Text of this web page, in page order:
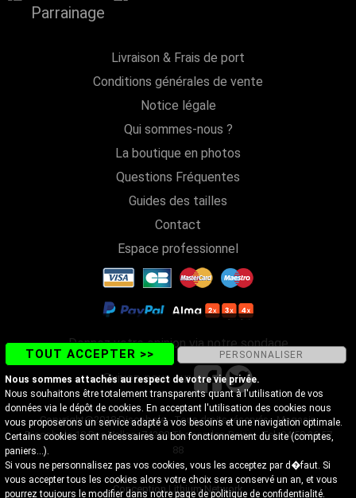
Parrainage
Livraison & Frais de port
Conditions générales de vente
Notice légale
Qui sommes-nous ?
La boutique en photos
Questions Fréquentes
Guides des tailles
Contact
Espace professionnel
Donnez votre opinion via notre sondage
Suivez-nous sur
Copyright@2018 Discobole - Tous droits réservés - Magasin
Discobole 18 Rue Vallon, 74200 Thonon-les-Bains - Tel. 04 50 26 57
88
Conception Lithium Network
TOUT ACCEPTER >> PERSONNALISER
Nous sommes attachés au respect de votre vie privée.
Nous souhaitons être totalement transparents quant à l'utilisation de vos
données via le dépôt de cookies. En acceptant l'utilisation des cookies nous
vous proposerons un service adapté à vos besoins et une navigation optimale.
Certains cookies sont nécessaires au bon fonctionnement du site (comptes,
paniers...).
Si vous ne personnalisez pas vos cookies, vous les acceptez par d�faut. Si
vous accepter tous les cookies alors votre choix sera conservé un an, et vous
pourrez toujours le modifier dans notre page depolitique de confidentialité.